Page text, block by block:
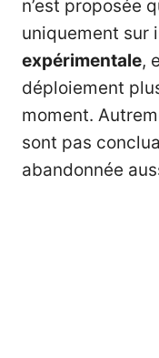
n’est proposée
uniquement sur
expérimentale,
déploiement
moment.
sont pas
abandonnée